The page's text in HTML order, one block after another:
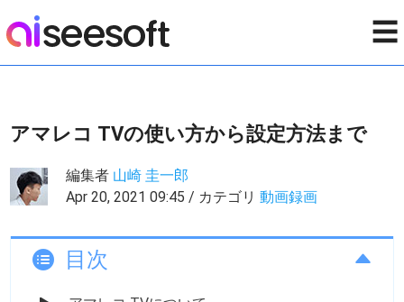
☰
アマレコ TVの使い方から設定方法まで
編集者 山崎 圭一郎
Apr 20, 2021 09:45 / カテゴリ動画録画
目次